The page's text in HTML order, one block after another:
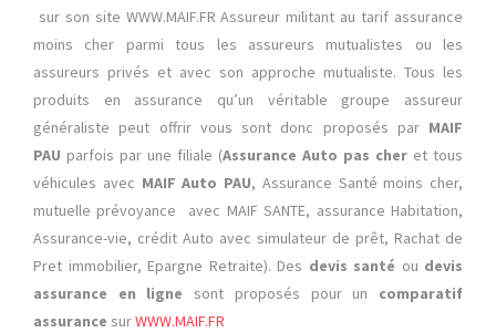
sur son site WWW.MAIF.FR Assureur militant au tarif assurance
moins cher parmi tous les assureurs mutualistes ou les
assureurs privés et avec son approche mutualiste. Tous les
produits en assurance qu’un véritable groupe assureur
généraliste peut offrir vous sont donc proposés par MAIF
PAU parfois par une filiale (Assurance Auto pas cher et tous
véhicules avec MAIF Auto PAU, Assurance Santé moins cher,
mutuelle prévoyance avec MAIF SANTE, assurance Habitation,
Assurance-vie, crédit Auto avec simulateur de prêt, Rachat de
Pret immobilier, Epargne Retraite). Des devis santé ou devis
assurance en ligne sont proposés pour un comparatif
assurance surWWW.MAIF.FR